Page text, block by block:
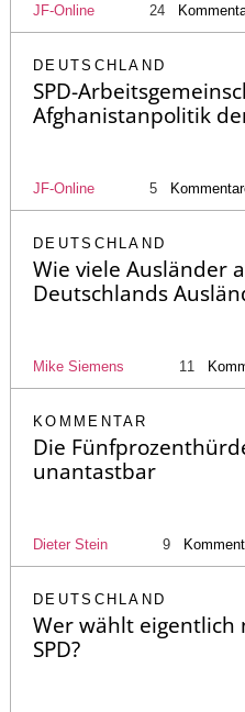
JF-Online 24
DEUTSCHLAND
SPD-
Afghanistanpolitik
JF-Online 5
DEUTSCHLAND
Wie viele Ausländer
Deutschlands
Mike Siemens 11
KOMMENTAR
Die
unantastbar
Dieter Stein 9
DEUTSCHLAND
Wer wählt eigentlich
SPD?